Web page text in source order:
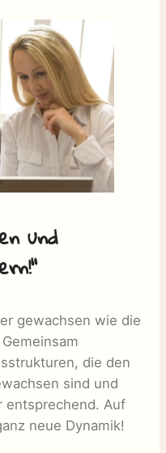
und
gewachsen wie die
die den
sind und
entsprechend. Auf
neue Dynamik!